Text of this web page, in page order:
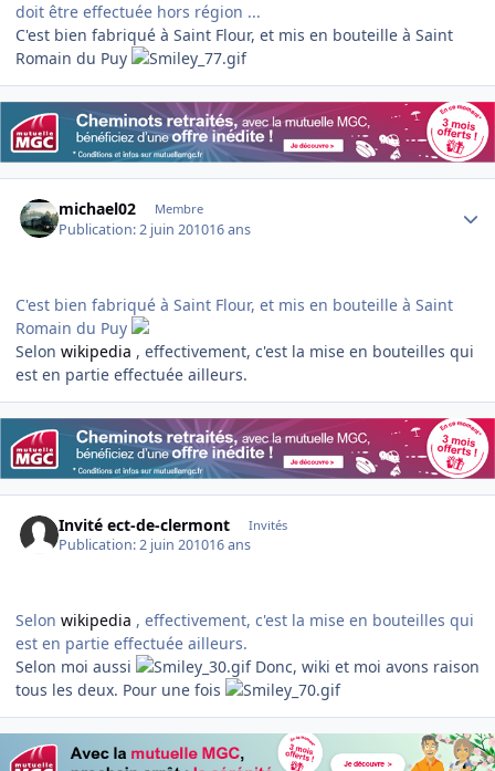
doit être effectuée hors région ...
C'est bien fabriqué à Saint Flour, et mis en bouteille à Saint
Romain du Puy
michael02 Membre
Publication:2 juin 201016 ans
C'est bien fabriqué à Saint Flour, et mis en bouteille à Saint
Romain du Puy
Selon wikipedia , effectivement, c'est la mise en bouteilles qui
est en partie effectuée ailleurs.
Invité ect-de-clermont Invités
Publication:2 juin 201016 ans
Selon wikipedia , effectivement, c'est la mise en bouteilles qui
est en partie effectuée ailleurs.
Selon moi aussi
Donc, wiki et moi avons raison
tous les deux. Pour une fois